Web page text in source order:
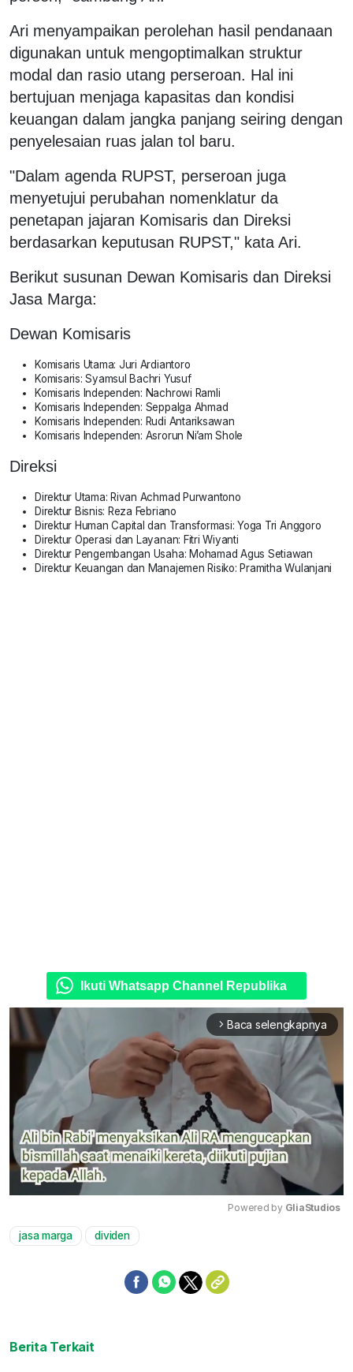
Ari menyampaikan perolehan hasil pendanaan
digunakan untuk mengoptimalkan struktur
modal dan rasio utang perseroan. Hal ini
bertujuan menjaga kapasitas dan kondisi
keuangan dalam jangka panjang seiring dengan
penyelesaian ruas jalan tol baru.
"Dalam agenda RUPST, perseroan juga
menyetujui perubahan nomenklatur da
penetapan jajaran Komisaris dan Direksi
berdasarkan keputusan RUPST," kata Ari.
Berikut susunan Dewan Komisaris dan Direksi
Jasa Marga:
Dewan Komisaris
Komisaris Utama: Juri Ardiantoro
Komisaris: Syamsul Bachri Yusuf
Komisaris Independen: Nachrowi Ramli
Komisaris Independen: Seppalga Ahmad
Komisaris Independen: Rudi Antariksawan
Komisaris Independen: Asrorun Ni’am Shole
Direksi
Direktur Utama: Rivan Achmad Purwantono
Direktur Bisnis: Reza Febriano
Direktur Human Capital dan Transformasi: Yoga Tri Anggoro
Direktur Operasi dan Layanan: Fitri Wiyanti
Direktur Pengembangan Usaha: Mohamad Agus Setiawan
Direktur Keuangan dan Manajemen Risiko: Pramitha Wulanjani
Ikuti Whatsapp Channel Republika
arrow_forward_ios Baca selengkapnya
Powered by GliaStudios
jasa marga dividen
Berita Terkait